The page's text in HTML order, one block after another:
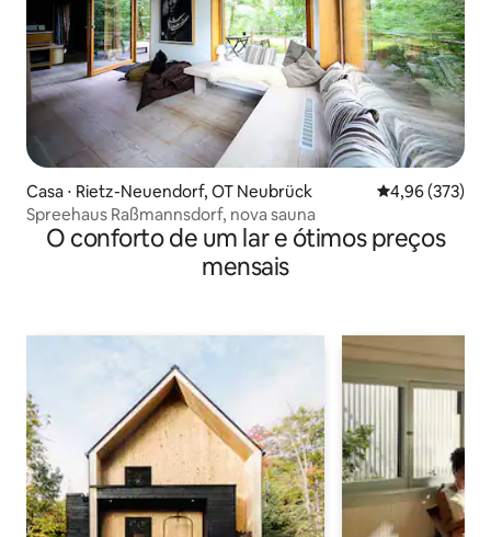
Casa ⋅ Rietz-Neuendorf, OT Neubrück 4,96 de uma
4,96 (373)
Spreehaus Raßmannsdorf, nova sauna
O conforto de um lar e ótimos preços
mensais